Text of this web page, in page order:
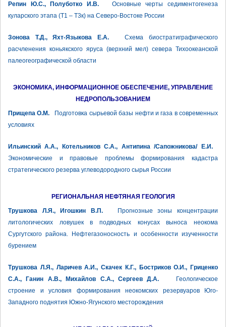
Репин Ю.С., Полуботко И.В.Основные черты седиментогенеза
куларского этапа (Т1 – Т3к) на Северо-Востоке России
Зонова Т.Д., Яхт-Языкова Е.А.Схема биостратиграфического
расчленения коньякского яруса (верхний мел) севера Тихоокеанской
палеогеографической области
ЭКОНОМИКА, ИНФОРМАЦИОННОЕ ОБЕСПЕЧЕНИЕ, УПРАВЛЕНИЕ
НЕДРОПОЛЬЗОВАНИЕМ
Прищепа О.М. Подготовка сырьевой базы нефти и газа в современных
условиях
Ильинский А.А., Котельников С.А., Антипина /Сапожникова/ Е.И.
Экономические и правовые проблемы формирования кадастра
стратегического резерва углеводородного сырья России
РЕГИОНАЛЬНАЯ НЕФТЯНАЯ ГЕОЛОГИЯ
Трушкова Л.Я., Игошкин В.П.Прогнозные зоны концентрации
литологических ловушек в подводных конусах выноса неокома
Сургутского района. Нефтегазоносность и особенности изученности
бурением
Трушкова Л.Я., Ларичев А.И., Скачек К.Г., Бостриков О.И., Гриценко
С.А., Ганин А.В., Михайлов С.А., Сергеев Д.А.
Геологическое
строение и условия формирования неокомских резервуаров Юго-
Западного поднятия Южно-Ягунского месторождения